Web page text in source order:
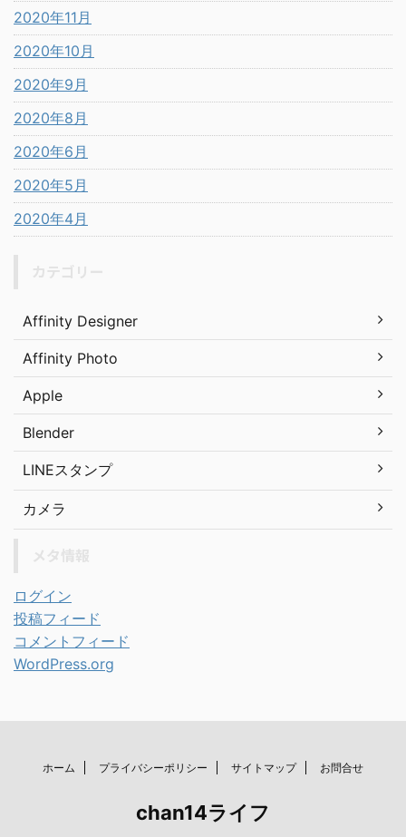
2020年11月
2020年10月
2020年9月
2020年8月
2020年6月
2020年5月
2020年4月
Affinity Designer
Affinity Photo
Apple
Blender
LINEスタンプ
カメラ
ログイン
投稿フィード
コメントフィード
WordPress.org
ホーム プライバシーポリシー サイトマップ お問合せ
chan14ライフ